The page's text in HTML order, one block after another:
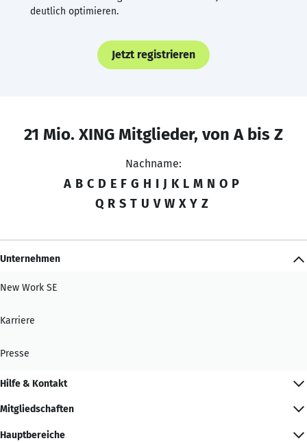
deutlich optimieren.
Jetzt registrieren
21 Mio. XING Mitglieder, von A bis Z
Nachname:
A B C D E F G H I J K L M N O P
Q R S T U V W X Y Z
Unternehmen
New Work SE
Karriere
Presse
Hilfe & Kontakt
Mitgliedschaften
Hauptbereiche